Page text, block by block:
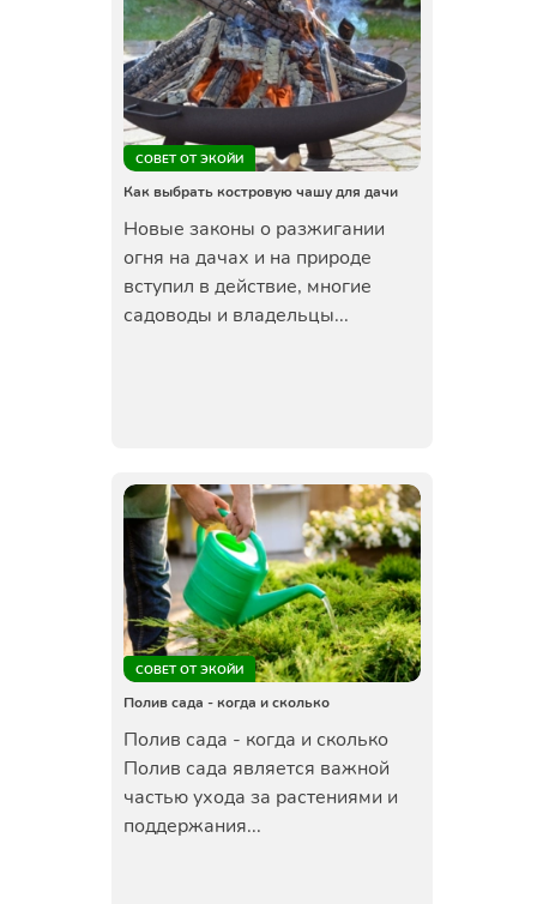
СОВЕТ ОТ ЭКОЙИ
Как выбрать костровую чашу для дачи
Новые законы о разжигании
огня на дачах и на природе
вступил в действие, многие
садоводы и владельцы...
СОВЕТ ОТ ЭКОЙИ
Полив сада - когда и сколько
Полив сада - когда и сколько
Полив сада является важной
частью ухода за растениями и
поддержания...